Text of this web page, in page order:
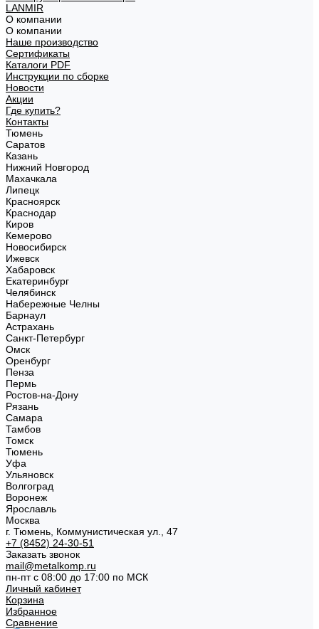
LANMIR
О компании
О компании
Наше производство
Сертификаты
Каталоги PDF
Инструкции по сборке
Новости
Акции
Где купить?
Контакты
Тюмень
Саратов
Казань
Нижний Новгород
Махачкала
Липецк
Красноярск
Краснодар
Киров
Кемерово
Новосибирск
Ижевск
Хабаровск
Екатеринбург
Челябинск
Набережные Челны
Барнаул
Астрахань
Санкт-Петербург
Омск
Оренбург
Пенза
Пермь
Ростов-на-Дону
Рязань
Самара
Тамбов
Томск
Тюмень
Уфа
Ульяновск
Волгоград
Воронеж
Ярославль
Москва
г. Тюмень, Коммунистическая ул., 47
+7 (8452) 24-30-51
Заказать звонок
mail@metalkomp.ru
пн-пт с 08:00 до 17:00 по МСК
Личный кабинет
Корзина
Избранное
Сравнение